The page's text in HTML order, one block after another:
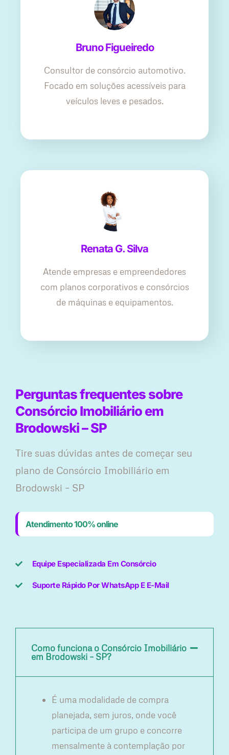
Bruno Figueiredo
Consultor de consórcio automotivo.
Focado em soluções acessíveis para
veículos leves e pesados.
Renata G. Silva
Atende empresas e empreendedores
com planos corporativos e consórcios
de máquinas e equipamentos.
Perguntas frequentes sobre
Consórcio Imobiliário em
Brodowski – SP
Tire suas dúvidas antes de começar seu
plano ​de Consórcio Imobiliário em
Brodowski – SP
Atendimento 100% online
Equipe Especializada Em Consórcio
Suporte Rápido Por WhatsApp E E-Mail
Como funciona o Consórcio Imobiliário
em Brodowski – SP?
É uma modalidade de compra
planejada, sem juros, onde você
participa de um grupo e concorre
mensalmente à contemplação por